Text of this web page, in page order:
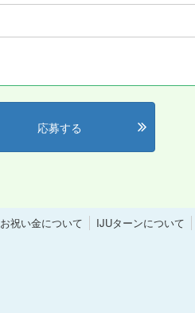
応募する
お祝い金について IJUターンについて